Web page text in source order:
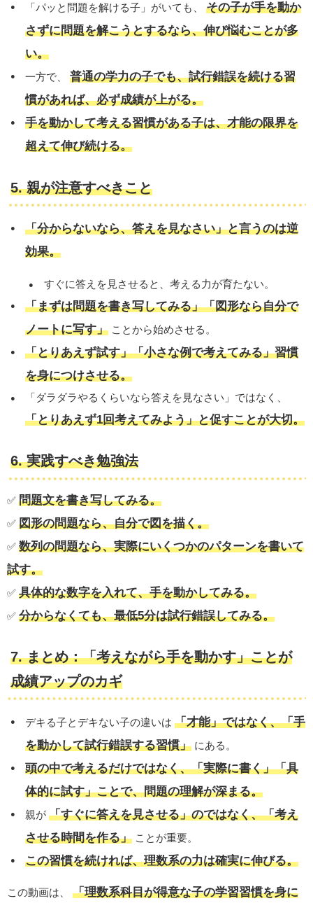
「パッと問題を解ける子」がいても、その子が手を動か
さずに問題を解こうとするなら、伸び悩むことが多
い。
一方で、普通の学力の子でも、試行錯誤を続ける習
慣があれば、必ず成績が上がる。
手を動かして考える習慣がある子は、才能の限界を
超えて伸び続ける。
5. 親が注意すべきこと
「分からないなら、答えを見なさい」と言うのは逆
効果。
すぐに答えを見させると、考える力が育たない。
「まずは問題を書き写してみる」「図形なら自分で
ノートに写す」 ことから始めさせる。
「とりあえず試す」「小さな例で考えてみる」習慣
を身につけさせる。
「ダラダラやるくらいなら答えを見なさい」ではなく、
「とりあえず1回考えてみよう」と促すことが大切。
6. 実践すべき勉強法
✅ 問題文を書き写してみる。
✅ 図形の問題なら、自分で図を描く。
✅ 数列の問題なら、実際にいくつかのパターンを書いて
試す。
✅ 具体的な数字を入れて、手を動かしてみる。
✅ 分からなくても、最低5分は試行錯誤してみる。
7. まとめ：「考えながら手を動かす」ことが
成績アップのカギ
デキる子とデキない子の違いは「才能」ではなく、「手
を動かして試行錯誤する習慣」 にある。
頭の中で考えるだけではなく、「実際に書く」「具
体的に試す」ことで、問題の理解が深まる。
親が「すぐに答えを見させる」のではなく、「考え
させる時間を作る」 ことが重要。
この習慣を続ければ、理数系の力は確実に伸びる。
この動画は、 「理数系科目が得意な子の学習習慣を身に